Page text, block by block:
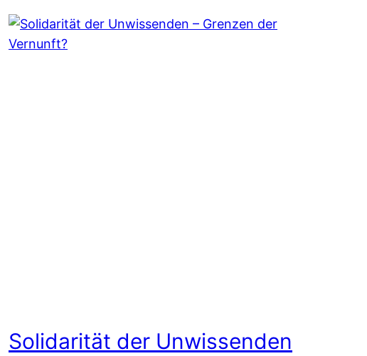
Solidarität der Unwissenden